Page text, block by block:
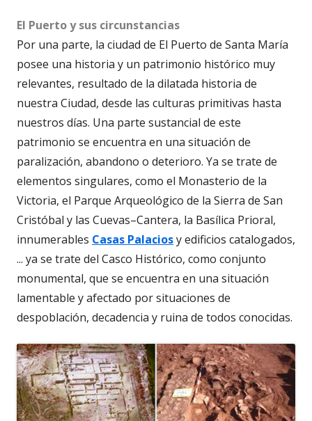
El Puerto y sus circunstancias
Por una parte, la ciudad de El Puerto de Santa María
posee una historia y un patrimonio histórico muy
relevantes, resultado de la dilatada historia de
nuestra Ciudad, desde las culturas primitivas hasta
nuestros días. Una parte sustancial de este
patrimonio se encuentra en una situación de
paralización, abandono o deterioro. Ya se trate de
elementos singulares, como el Monasterio de la
Victoria, el Parque Arqueológico de la Sierra de San
Cristóbal y las Cuevas–Cantera, la Basílica Prioral,
innumerables Casas Palaciosy edificios catalogados,
... ya se trate del Casco Histórico, como conjunto
monumental, que se encuentra en una situación
lamentable y afectado por situaciones de
despoblación, decadencia y ruina de todos conocidas.